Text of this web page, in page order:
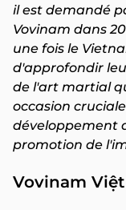
il est demandé
Vovinam dans
une fois le
d'approfondir
de l'art martial
occasion
développement
promotion de
Vovinam